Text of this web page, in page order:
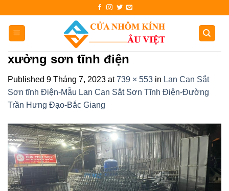
content
xưởng sơn tĩnh điện
Published 9 Tháng 7, 2023 at739 × 553 in Lan Can Sắt
Sơn tĩnh Điện-Mẫu Lan Can Sắt Sơn Tĩnh Điện-Đường
Trần Hưng Đạo-Bắc Giang